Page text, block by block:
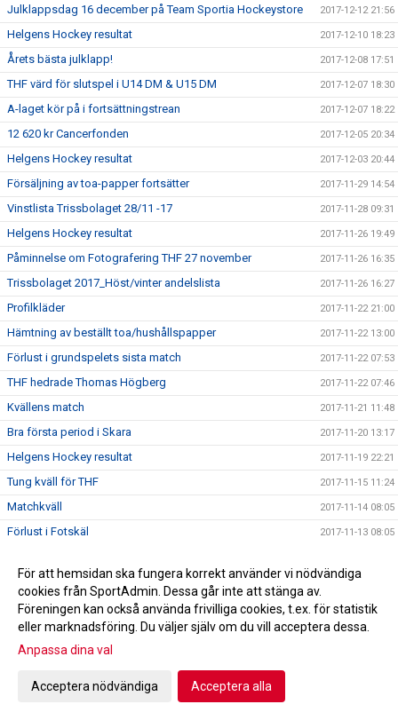
Julklappsdag 16 december på Team Sportia Hockeystore 2017-12-12 21:56
Helgens Hockey resultat 2017-12-10 18:23
Årets bästa julklapp! 2017-12-08 17:51
THF värd för slutspel i U14 DM & U15 DM 2017-12-07 18:30
A-laget kör på i fortsättningstrean 2017-12-07 18:22
12 620 kr Cancerfonden 2017-12-05 20:34
Helgens Hockey resultat 2017-12-03 20:44
Försäljning av toa-papper fortsätter 2017-11-29 14:54
Vinstlista Trissbolaget 28/11 -17 2017-11-28 09:31
Helgens Hockey resultat 2017-11-26 19:49
Påminnelse om Fotografering THF 27 november 2017-11-26 16:35
Trissbolaget 2017_Höst/vinter andelslista 2017-11-26 16:27
Profilkläder 2017-11-22 21:00
Hämtning av beställt toa/hushållspapper 2017-11-22 13:00
Förlust i grundspelets sista match 2017-11-22 07:53
THF hedrade Thomas Högberg 2017-11-22 07:46
Kvällens match 2017-11-21 11:48
Bra första period i Skara 2017-11-20 13:17
Helgens Hockey resultat 2017-11-19 22:21
Tung kväll för THF 2017-11-15 11:24
Matchkväll 2017-11-14 08:05
Förlust i Fotskäl 2017-11-13 08:05
Ny rinkavdelare 2017-11-12 10:34
Fotskäl nästa 2017-11-10 13:14
Ny utprovning av profilkläder 7/11! 2017-11-06 16:56
THF studsade tillbaka
Helgens Hockey resultat
För att hemsidan ska fungera korrekt använder vi nödvändiga
cookies från SportAdmin. Dessa går inte att stänga av.
Föreningen kan också använda frivilliga cookies, t.ex. för statistik
eller marknadsföring. Du väljer själv om du vill acceptera dessa.
Anpassa dina val
Acceptera nödvändiga Acceptera alla